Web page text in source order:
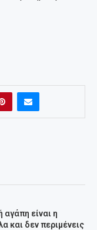
είναι η
και δεν περιμένεις